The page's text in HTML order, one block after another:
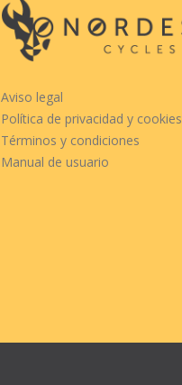
Aviso legal
Política de privacidad y cookies
Términos y condiciones
Manual de usuario